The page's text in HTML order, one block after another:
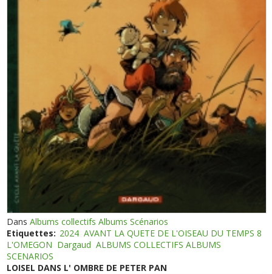
DansAlbums collectifs Albums Scénarios
Etiquettes: 2024 AVANT LA QUETE DE L'OISEAU DU TEMPS 8
L'OMEGON Dargaud ALBUMS COLLECTIFS ALBUMS
SCENARIOS
LOISEL DANS L' OMBRE DE PETER PAN